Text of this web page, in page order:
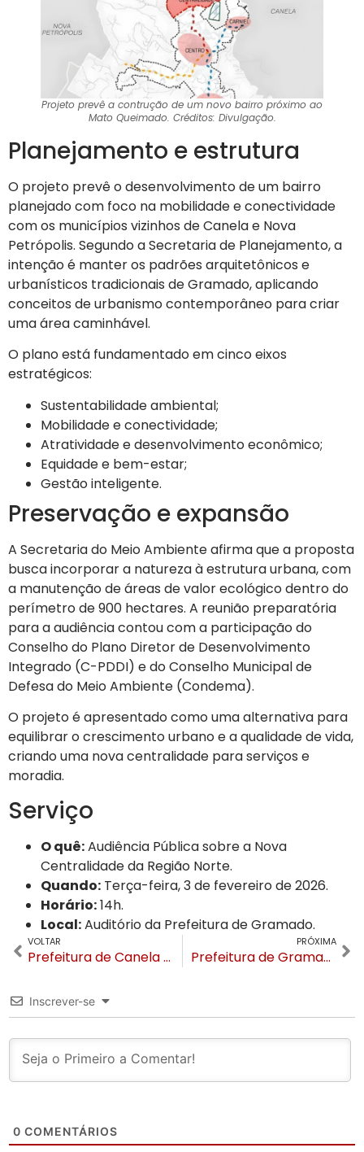
Projeto prevê a contrução de um novo bairro próximo ao
Mato Queimado. Créditos: Divulgação.
Planejamento e estrutura
O projeto prevê o desenvolvimento de um bairro
planejado com foco na mobilidade e conectividade
com os municípios vizinhos de Canela e Nova
Petrópolis. Segundo a Secretaria de Planejamento, a
intenção é manter os padrões arquitetônicos e
urbanísticos tradicionais de Gramado, aplicando
conceitos de urbanismo contemporâneo para criar
uma área caminhável.
O plano está fundamentado em cinco eixos
estratégicos:
Sustentabilidade ambiental;
Mobilidade e conectividade;
Atratividade e desenvolvimento econômico;
Equidade e bem-estar;
Gestão inteligente.
Preservação e expansão
A Secretaria do Meio Ambiente afirma que a proposta
busca incorporar a natureza à estrutura urbana, com
a manutenção de áreas de valor ecológico dentro do
perímetro de 900 hectares. A reunião preparatória
para a audiência contou com a participação do
Conselho do Plano Diretor de Desenvolvimento
Integrado (C-PDDI) e do Conselho Municipal de
Defesa do Meio Ambiente (Condema).
O projeto é apresentado como uma alternativa para
equilibrar o crescimento urbano e a qualidade de vida,
criando uma nova centralidade para serviços e
moradia.
Serviço
O quê:Audiência Pública sobre a Nova
Centralidade da Região Norte.
Quando: Terça-feira, 3 de fevereiro de 2026.
Horário:14h.
Local:Auditório da Prefeitura de Gramado.
VOLTAR
Prefeitura de Canela encaminha projeto de lei para custeio integral de transporte universitário e técnico
PRÓXIMA
Prefeitura de Gramado prepara terreno para início das obras do novo Instituto Federal de Educação
Inscrever-se
0 COMENTÁRIOS